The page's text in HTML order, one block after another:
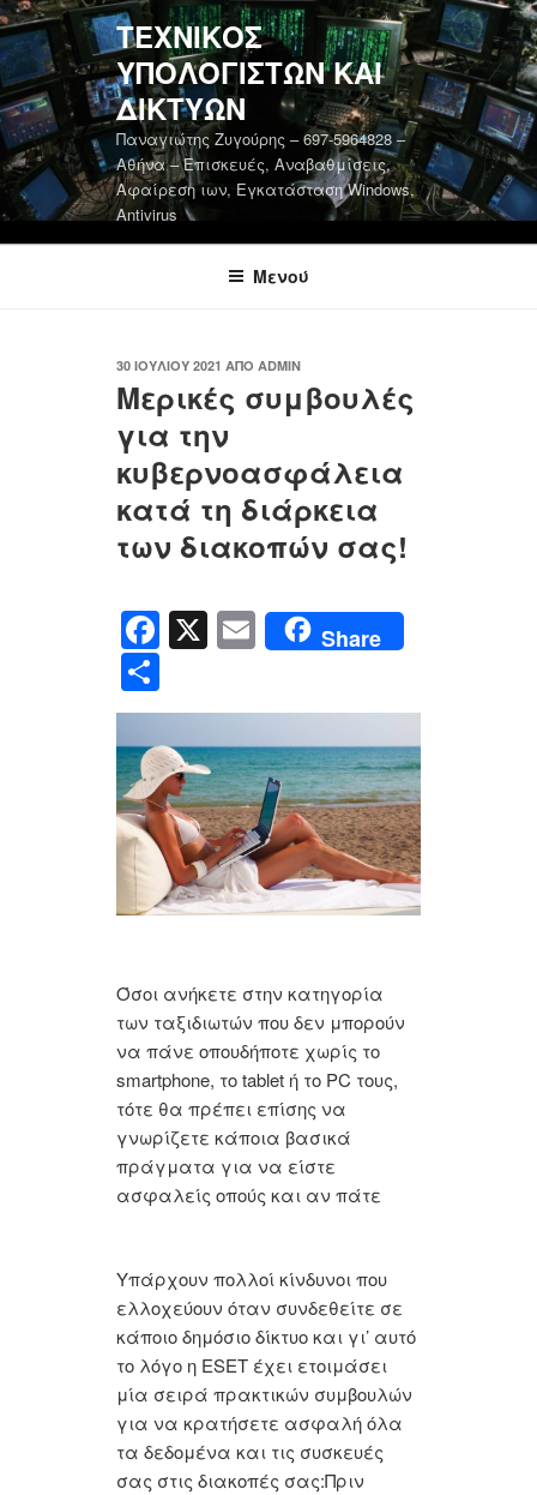
Μετάβαση
στο
περιεχόμενο
ΤΕΧΝΙΚΌΣ
ΥΠΟΛΟΓΙΣΤΏΝ ΚΑΙ
ΔΙΚΤΎΩΝ
Παναγιώτης Ζυγούρης – 697-5964828 –
Αθήνα – Επισκευές, Αναβαθμίσεις,
Αφαίρεση ιων, Εγκατάσταση Windows,
Antivirus
Μενού
ΔΗΜΟΣΙΕΎΤΗΚΕ
ΣΤΙΣ
30 ΙΟΥΛΊΟΥ 2021 ΑΠΌADMIN
Μερικές συμβουλές
για την
κυβερνοασφάλεια
κατά τη διάρκεια
των διακοπών σας!
F
c
e
b
o
o
k
X E
m
ail
Share
οι
ρ
α
σ
τ
εί
ε
Όσοι ανήκετε στην κατηγορία
των ταξιδιωτών που δεν μπορούν
να πάνε οπουδήποτε χωρίς το
smartphone, το tablet ή το PC τους,
τότε θα πρέπει επίσης να
γνωρίζετε κάποια βασικά
πράγματα για να είστε
ασφαλείς οπούς και αν πάτε
Υπάρχουν πολλοί κίνδυνοι που
ελλοχεύουν όταν συνδεθείτε σε
κάποιο δημόσιο δίκτυο και γι’ αυτό
το λόγο η ESET έχει ετοιμάσει
μία σειρά πρακτικών συμβουλών
για να κρατήσετε ασφαλή όλα
τα δεδομένα και τις συσκευές
σας στις διακοπές σας:Πριν